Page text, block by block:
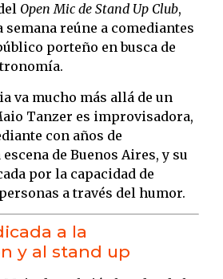
Open Mic de Stand Up Club,
semana reúne a comediantes
porteño en busca de
va mucho más allá de un
Tanzer es improvisadora,
con años de
de Buenos Aires, y su
por la capacidad de
a través del humor.
a la
y al stand up